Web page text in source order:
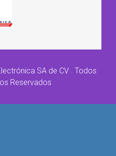
SA de CV . Todos
Reservados